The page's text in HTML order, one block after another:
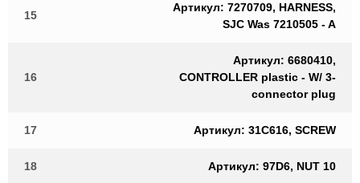
15
Артикул: 7270709, HARNESS,
SJC Was 7210505 - A
16
Артикул: 6680410,
CONTROLLER plastic - W/ 3-
connector plug
17 Артикул: 31C616, SCREW
18 Артикул: 97D6, NUT 10